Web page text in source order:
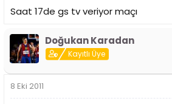
Saat 17de gs tv veriyor maçı
Doğukan Karadan
Kayıtlı Üye
8 Eki 2011